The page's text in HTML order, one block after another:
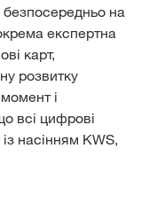
на
експертна
карт,
розвитку
і
всі цифрові
насінням KWS,